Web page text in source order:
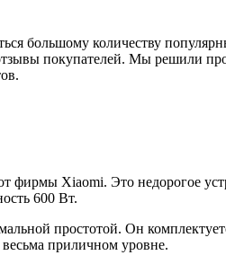
большому количеству
покупателей. Мы решили
Xiaomi. Это недорогое
600 Вт.
простотой. Он
приличном уровне.